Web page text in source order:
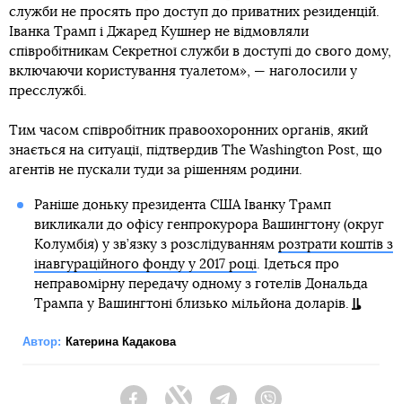
служби не просять про доступ до приватних резиденцій.
Іванка Трамп і Джаред Кушнер не відмовляли
співробітникам Секретної служби в доступі до свого дому,
включаючи користування туалетом», — наголосили у
пресслужбі.
Тим часом співробітник правоохоронних органів, який
знається на ситуації, підтвердив The Washington Post, що
агентів не пускали туди за рішенням родини.
Раніше доньку президента США Іванку Трамп
викликали до офісу генпрокурора Вашингтону (округ
Колумбія) у зв’язку з розслідуванням розтрати коштів з
інавгураційного фонду у 2017 році. Ідеться про
неправомірну передачу одному з готелів Дональда
Трампа у Вашингтоні близько мільйона доларів.
Автор: Катерина Кадакова